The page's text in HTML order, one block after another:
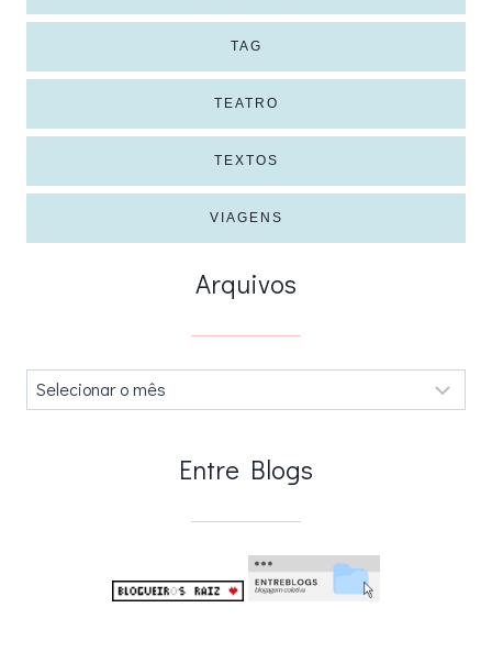
TAG
TEATRO
TEXTOS
VIAGENS
Arquivos
Arquivos
Entre Blogs